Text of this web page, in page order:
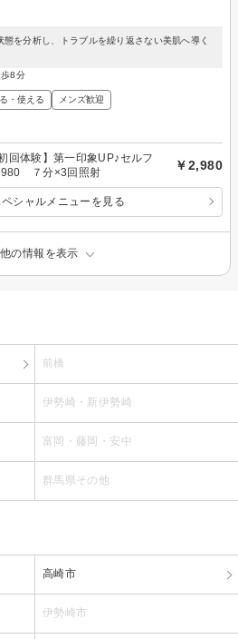
を分析し、トラブルを繰り返さない美肌へ導く
8分
・使える メンズ歓迎
回体験】第一印象UP♪セルフ
７分×3回照射
￥2,980
シャルメニューを見る
の情報を表示
前橋
伊勢崎・新伊勢崎
富岡・藤岡・安中
群馬県その他
高崎市
伊勢崎市